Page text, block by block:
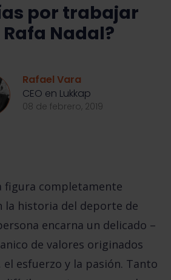
por trabajar
Nadal?
Rafael Vara
CEO en Lukkap
08 de febrero, 2019
figura completamente
la historia del deporte de
encarna un delicado –
de valores originados
esfuerzo y la pasión. Tanto